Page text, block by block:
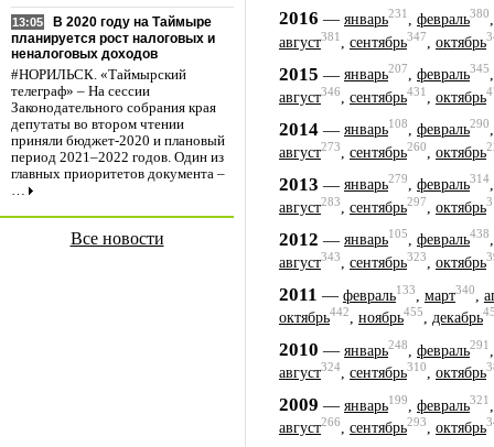
13:05
В 2020 году на Таймыре
планируется рост налоговых и
неналоговых доходов
#НОРИЛЬСК. «Таймырский
телеграф» – На сессии
Законодательного собрания края
депутаты во втором чтении
приняли бюджет-2020 и плановый
период 2021–2022 годов. Один из
главных приоритетов документа –
…
Все новости
2016 — январь231 февраль380
август381 сентябрь347 октябрь
2015 — январь207, февраль345
август346 сентябрь431 октябрь
2014 — январь108, февраль290
август273 сентябрь260 октябрь
2013 — январь279, февраль314
август283 сентябрь297 октябрь
2012 — январь105, февраль438
август343, сентябрь323, октябрь
2011 — февраль133 март340
октябрь442, ноябрь455, декабрь
2010 — январь248 февраль291
август324, сентябрь310, октябрь
2009 — январь199 февраль321
август266, сентябрь293, октябрь